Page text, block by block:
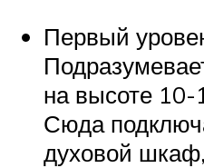
Первый
на высоте 10-
Сюда
духовой